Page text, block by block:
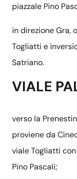
piazzale Pino
in direzione Gra,
Togliatti e
Satriano.
VIALE
verso la
proviene da
viale Togliatti
Pino Pascali;